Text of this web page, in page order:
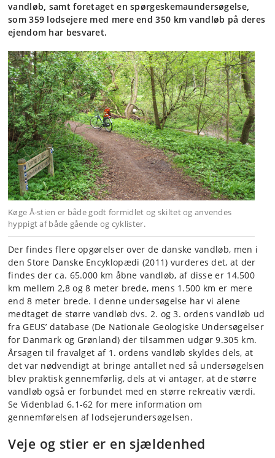
vandløb, samt foretaget en spørgeskemaundersøgelse,
som 359 lodsejere med mere end 350 km vandløb på deres
ejendom har besvaret.
Køge Å-stien er både godt formidlet og skiltet og anvendes
hyppigt af både gående og cyklister.
Der findes flere opgørelser over de danske vandløb, men i
den Store Danske Encyklopædi (2011) vurderes det, at der
findes der ca. 65.000 km åbne vandløb, af disse er 14.500
km mellem 2,8 og 8 meter brede, mens 1.500 km er mere
end 8 meter brede. I denne undersøgelse har vi alene
medtaget de større vandløb dvs. 2. og 3. ordens vandløb ud
fra GEUS’ database (De Nationale Geologiske Undersøgelser
for Danmark og Grønland) der tilsammen udgør 9.305 km.
Årsagen til fravalget af 1. ordens vandløb skyldes dels, at
det var nødvendigt at bringe antallet ned så undersøgelsen
blev praktisk gennemførlig, dels at vi antager, at de større
vandløb også er forbundet med en større rekreativ værdi.
Se Videnblad 6.1-62 for mere information om
gennemførelsen af lodsejerundersøgelsen.
Veje og stier er en sjældenhed